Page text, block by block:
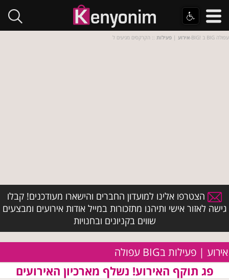
אירוע | פעילות :: הקרקסים מגיעים ל-BIG! ב BIG עפולה
הצטרפו אלינו למועדון החברים והישארו מעודכנים! קבלו
גישה לאזור אישי ותיהנו מתזכורות במייל אודות אירועים ומבצעים
שווים בקניונים ובחנויות
אירוע | פעילות בBIG עפולה
פג תוקף האירוע! נשלף מארכיון האירועים